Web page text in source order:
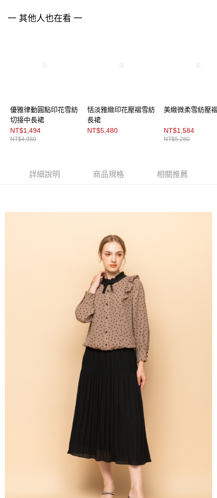
１．透過由恩沛科技股份有限公司提供之「AFTEE先享後付」服務完成之交
易，需依本服務之必要範圍內提供個人資料，並將交易相關給付款項請求債
５．嚴禁一人註冊多個帳號或使用他人資訊註冊。若發現惡意使用之情形，
恩沛科技股份有限公司將有權停止該用戶之使用額度並採取法律行動。
免運費
一 其他人也在看 一
優雅律動圓點印花雪紡
切接中長裙
NT$1,494
NT$4,980
恬淡雅緻印花壓褶雪紡
長裙
NT$5,480
美緻微柔雪紡壓
NT$1,584
NT$5,280
詳細說明 商品規格 相關推薦